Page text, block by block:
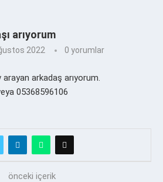
arıyorum
2022 0 yorumlar
arkadaş arıyorum.
05368596106
önceki içerik